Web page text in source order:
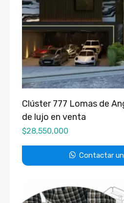
Clúster 777 Lomas de
de lujo en venta
$28,550,000
Contactar